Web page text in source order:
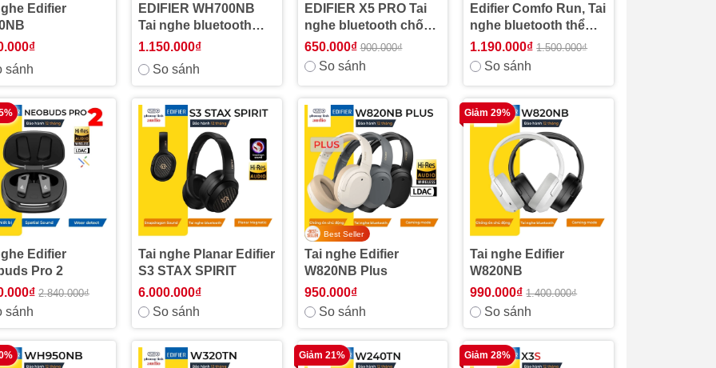
Edifier
sánh
EDIFIER WH700NB
Tai nghe bluetooth
chụp tai chống ồn chủ
Tháng
1.150.000₫
So sánh
EDIFIER X5 PRO Tai
nghe bluetooth chống
ồn chủ động - BH 12
tháng
650.000₫ 900.000₫
So sánh
Edifier Comfo Run, Tai
nghe bluetooth thể
thao Open-ear
1.190.000₫ 1.500.000₫
So sánh
Edifier
Pro 2
2.840.000₫
sánh
Tai nghe Planar Edifier
S3 STAX SPIRIT
6.000.000₫
So sánh
Best Seller
Tai nghe Edifier
W820NB Plus
950.000₫
So sánh
Giảm 29%
Tai nghe Edifier
W820NB
990.000₫ 1.400.000₫
So sánh
Giảm 21% Giảm 28%